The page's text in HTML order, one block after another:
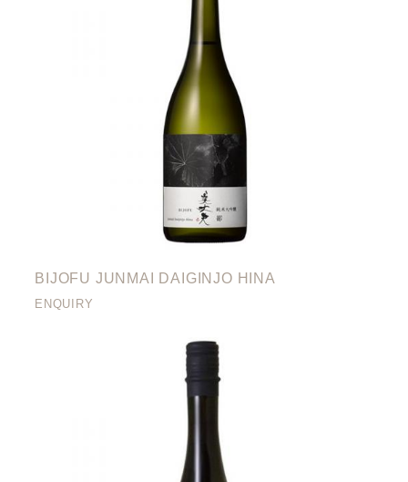
BIJOFU JUNMAI DAIGINJO HINA
ENQUIRY